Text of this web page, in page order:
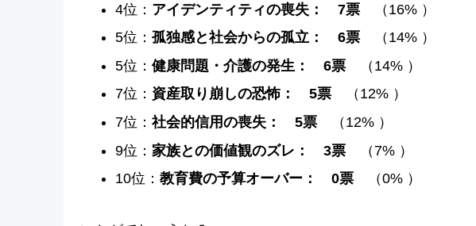
4位： アイデンティティの喪失： 7票（16% ）
5位： 孤独感と社会からの孤立： 6票
（14% ）
5位： 健康問題・介護の発生： 6票（14% ）
7位： 資産取り崩しの恐怖： 5票
（12% ）
7位： 社会的信用の喪失： 5票
（12% ）
9位： 家族との価値観のズレ： 3票
（7% ）
10位： 教育費の予算オーバー： 0票 （0% ）